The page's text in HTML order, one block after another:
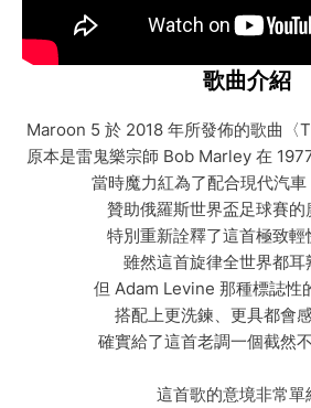
歌曲介紹
Maroon 5 於 2018 年所發佈的歌曲〈
原本是雷鬼樂宗師 Bob Marley 在
當時魔力紅為了配合現代汽車
贊助俄羅斯世界盃足球賽的
特別重新詮釋了這首極致輕
雖然這首旋律全世界都耳
但 Adam Levine 那種標誌性
搭配上更洗鍊、更具都會
確實給了這首老調一個截然不
這首歌的意境非常單